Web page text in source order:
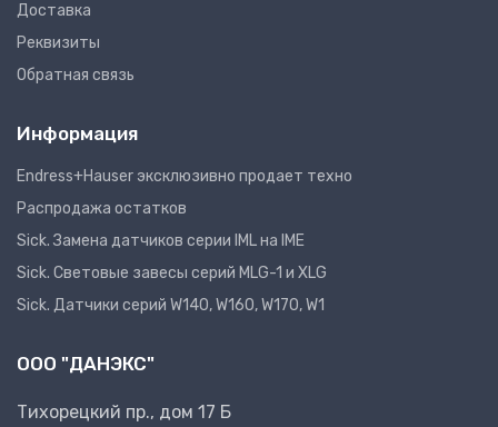
Доставка
Реквизиты
Обратная связь
Информация
Endress+Hauser эксклюзивно продает техно
Распродажа остатков
Sick. Замена датчиков серии IML на IME
Sick. Световые завесы серий MLG-1 и XLG
Sick. Датчики серий W140, W160, W170, W1
ООО "ДАНЭКС"
Тихорецкий пр., дом 17 Б